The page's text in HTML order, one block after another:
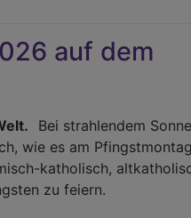
auf dem
Bei strahlendem
wie es am
katholisch,
zu feiern.